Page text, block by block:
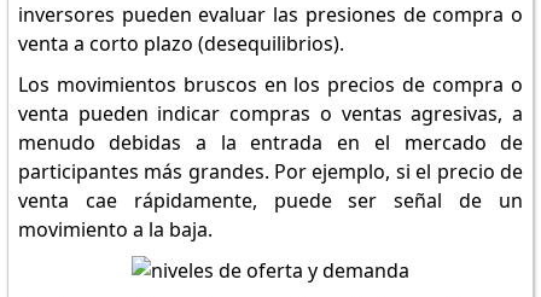
inversores pueden evaluar las presiones de compra o
venta a corto plazo (desequilibrios).
Los movimientos bruscos en los precios de compra o
venta pueden indicar compras o ventas agresivas, a
menudo debidas a la entrada en el mercado de
participantes más grandes. Por ejemplo, si el precio de
venta cae rápidamente, puede ser señal de un
movimiento a la baja.